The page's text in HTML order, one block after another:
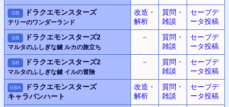
GB ドラクエモンスターズ
テリーのワンダーランド
改造・
解析
質問・
雑談
セーブデ
ータ投稿
GB ドラクエモンスターズ2
マルタのふしぎな鍵 ルカの旅立ち
－
質問・
雑談
セーブデ
ータ投稿
GB ドラクエモンスターズ2
マルタのふしぎな鍵 イルの冒険
－
質問・
雑談
セーブデ
ータ投稿
GBA
ドラクエモンスターズ
キャラバンハート
改造・
解析
質問・
雑談
セーブデ
ータ投稿